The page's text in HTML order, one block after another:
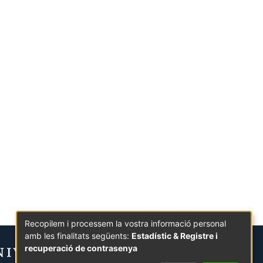
Recopilem i processem la vostra informació personal
amb les finalitats següents: Estadístic & Registre i
recuperació de contrasenya